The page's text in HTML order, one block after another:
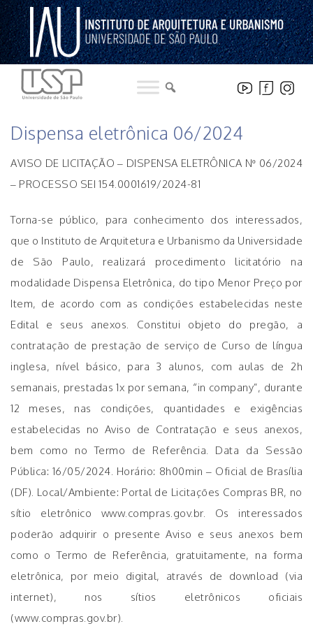
Pular
para
o
conteúdo
Dispensa eletrônica 06/2024
AVISO DE LICITAÇÃO – DISPENSA ELETRÔNICA Nº 06/2024
– PROCESSO SEI 154.0001619/2024-81
Torna-se público, para conhecimento dos interessados,
que o Instituto de Arquitetura e Urbanismo da Universidade
de São Paulo, realizará procedimento licitatório na
modalidade Dispensa Eletrônica, do tipo Menor Preço por
Item, de acordo com as condições estabelecidas neste
Edital e seus anexos. Constitui objeto do pregão, a
contratação de prestação de serviço de Curso de língua
inglesa, nível básico, para 3 alunos, com aulas de 2h
semanais, prestadas 1x por semana, “in company”, durante
12 meses, nas condições, quantidades e exigências
estabelecidas no Aviso de Contratação e seus anexos,
bem como no Termo de Referência. Data da Sessão
Pública: 16/05/2024. Horário: 8h00min – Oficial de Brasília
(DF). Local/Ambiente: Portal de Licitações Compras BR, no
sítio eletrônico www.compras.gov.br. Os interessados
poderão adquirir o presente Aviso e seus anexos bem
como o Termo de Referência, gratuitamente, na forma
eletrônica, por meio digital, através de download (via
internet), nos sítios eletrônicos oficiais
(www.compras.gov.br).